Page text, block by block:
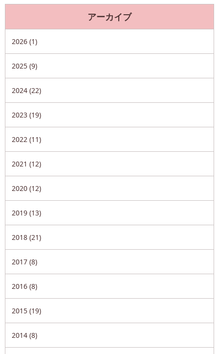
アーカイブ
2026 (1)
2025 (9)
2024 (22)
2023 (19)
2022 (11)
2021 (12)
2020 (12)
2019 (13)
2018 (21)
2017 (8)
2016 (8)
2015 (19)
2014 (8)